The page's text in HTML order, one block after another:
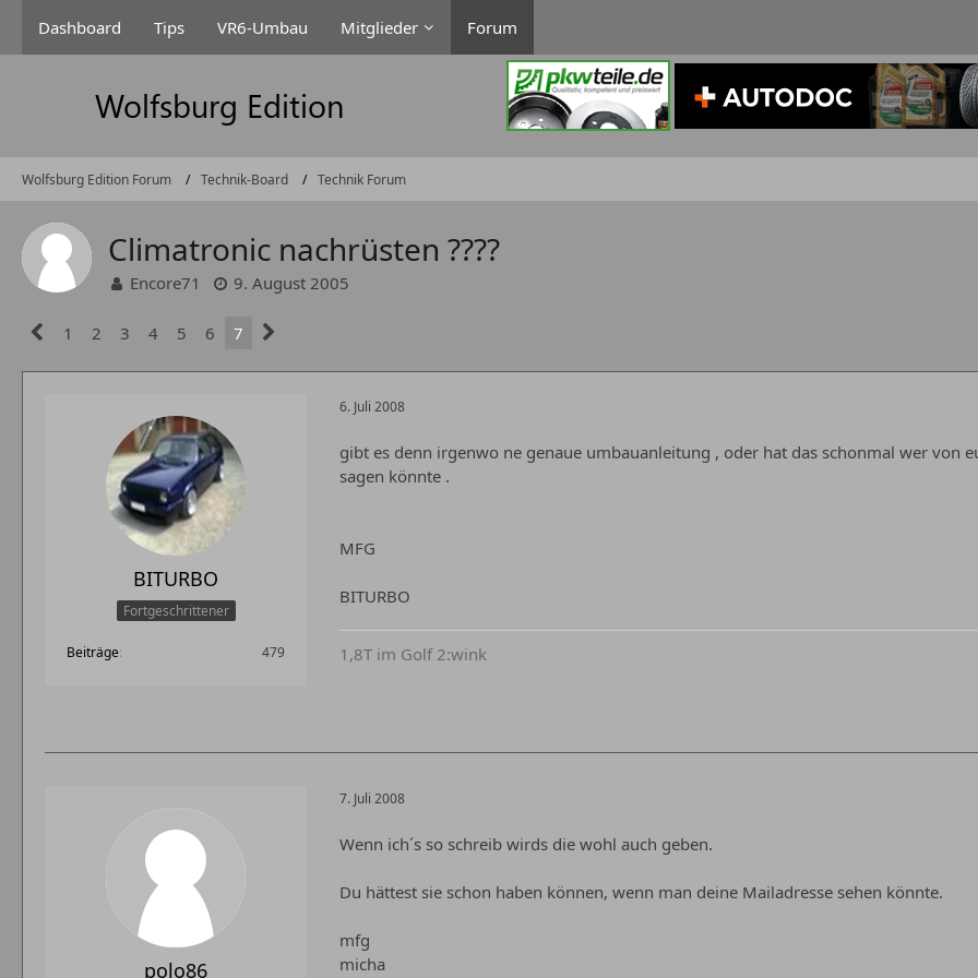
Dashboard Tips VR6-Umbau Mitglieder Forum
Wolfsburg Edition Forum Technik-Board Technik Forum
Climatronic nachrüsten ????
Encore71 9. August 2005
1 2 3 4 5 6 7
BITURBO
Fortgeschrittener
Beiträge 479
6. Juli 2008
gibt es denn irgenwo ne genaue umbauanleitung , oder hat das schonmal wer von
sagen könnte .
MFG
BITURBO
1,8T im Golf 2:wink
polo86
7. Juli 2008
Wenn ich´s so schreib wirds die wohl auch geben.
Du hättest sie schon haben können, wenn man deine Mailadresse sehen könnte.
mfg
micha